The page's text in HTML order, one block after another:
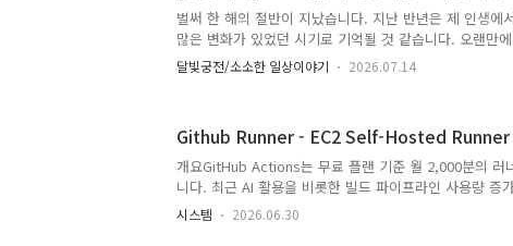
그래서 브라우저에서 바로 SSH 접속할 수 있는 걸 만들
다.Antigravity를 사용하여 개발을 진행했습니다.동작화
메인화면 서버 리스트 확인..
벌써 한 해의 절반이 지났습니다. 지난 반년은 제 인생에
많은 변화가 있었던 시기로 기억될 것 같습니다. 오랜만
겸 근황을 남겨봅니다.기적처럼 찾아온 선물가장 큰 변화
명이 찾아왔다는 것입니다. 40줄을 훅 넘긴 나이, 용희와
식을 알게 되었고, 지난 6월 중순에 무사히 출산을 마쳤습
을 사느라 평소 자주 가던 커뮤니티의 핫딜 게시판을 문
도움을 톡톡히 받고 있네요. 육아가 몸은 참 힘들지만, 아
어른들..
달빛궁전/소소한 일상이야기 2026.07.14
Github Runner - EC2 Self-Hosted Runner
개요GitHub Actions는 무료 플랜 기준 월 2,000분의 러
니다. 최근 AI 활용을 비롯한 빌드 파이프라인 사용량 증
기 소진됨에 따라, 유료 플랜 전환 대신 비용 효율적인 대
의 Self-Hosted Runner를 구축하고자 합니다.본 문서에
시스템 2026.06.30